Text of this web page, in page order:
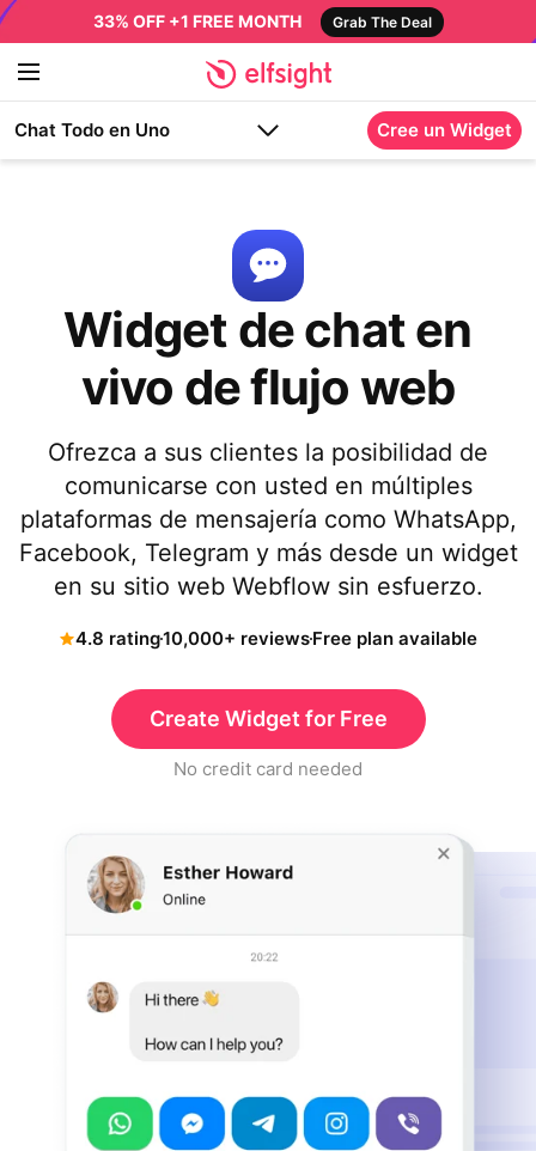
33% OFF +1 FREE MONTH Grab The Deal
Chat Todo en Uno Cree un Widget
Widget de chat en
vivo de flujo web
Ofrezca a sus clientes la posibilidad de
comunicarse con usted en múltiples
plataformas de mensajería como WhatsApp,
Facebook, Telegram y más desde un widget
en su sitio web Webflow sin esfuerzo.
4.8 rating10,000+ reviewsFree plan available
Create Widget for Free
No credit card needed